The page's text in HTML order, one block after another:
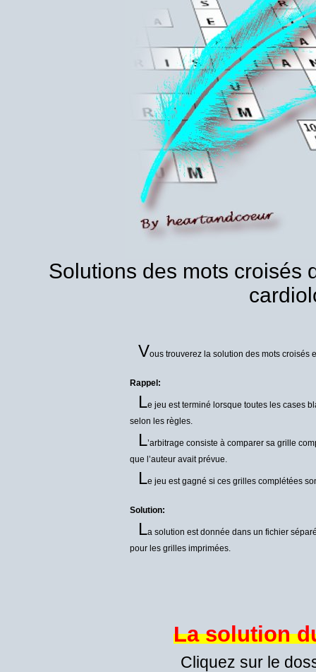
Solutions des mots croisés
Vous trouverez la solution des mots croisés
Rappel:
Le jeu est terminé lorsque toutes les cases
selon les règles.
L’arbitrage consiste à comparer sa grille
que l’auteur avait prévue.
Le jeu est gagné si ces grilles complétées
Solution:
La solution est donnée dans un fichier
pour les grilles imprimées.
La solution
Cliquez sur le